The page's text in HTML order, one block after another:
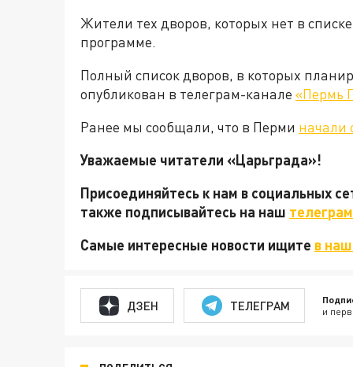
Жители тех дворов, которых нет в
программе.
Полный список дворов, в которых
опубликован в телеграм-канале «Пермь
Ранее мы сообщали, что в Перми начали
Уважаемые читатели «Царьграда»!
Присоединяйтесь к нам в социальных
также подписывайтесь на наш
Самые интересные новости ищите в
ДЗЕН ТЕЛЕГРАМ и